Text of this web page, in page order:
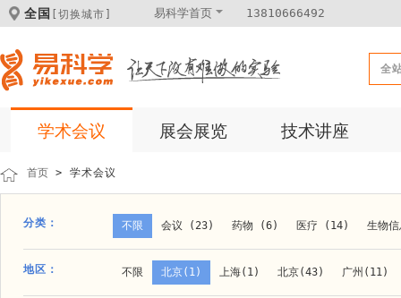
全国 [切换城市] 易科学首页 13810666492
全
学术会议 展会展览 技术讲座
首页 > 学术会议
分类： 不限 会议 (23) 药物 (6) 医疗 (14) 生物
科学仪器 (8) 医疗健康 (15)
地区： 不限 北京(1) 上海(1) 北京(43) 广州(11)